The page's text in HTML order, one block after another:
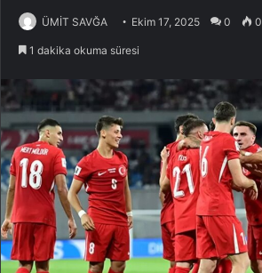
ÜMİT SAVĞA Ekim 17, 2025 0 0
1 dakika okuma süresi